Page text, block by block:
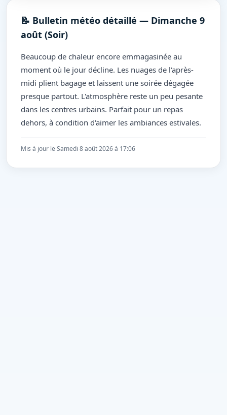
📝 Bulletin météo détaillé — Dimanche 9
août (Soir)
Beaucoup de chaleur encore emmagasinée au
moment où le jour décline. Les nuages de l'après-
midi plient bagage et laissent une soirée dégagée
presque partout. L'atmosphère reste un peu pesante
dans les centres urbains. Parfait pour un repas
dehors, à condition d'aimer les ambiances estivales.
Mis à jour le Samedi 8 août 2026 à 17:06